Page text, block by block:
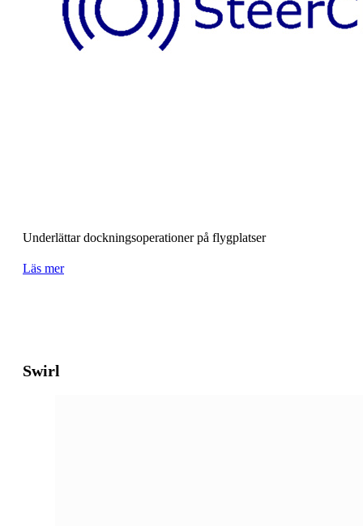
Underlättar dockningsoperationer på flygplatser
Läs mer
Swirl